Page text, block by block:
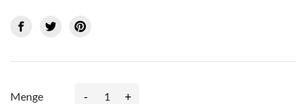
Menge - +